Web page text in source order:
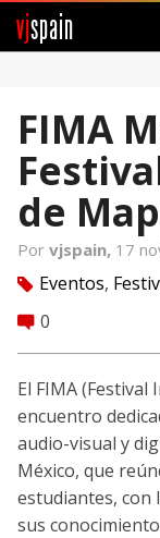
vjspain
Foros
Noticias
Ayuda
Entrar
Crear Cuenta
FIMA
de
Por vjspain, 17
tag Eventos,
comment 0
El FIMA
encuentro
audio-visual y
México, que
estudiantes, con
sus